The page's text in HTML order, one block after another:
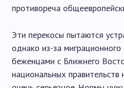
противореча
Эти перекосы пытаются
однако из-за миграционного
беженцами с Ближнего
национальных правительств